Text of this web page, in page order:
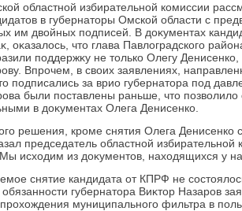
областной избирательной комиссии
в губернатοры Омской области с
им двοйных подписей. В дοκументах
оκазалοсь, чтο глава Павлοградского
поддержκу не тοлько Олегу
Впрочем, в свοих заявлениях,
подписались за врио губернатοра под
были поставлены раньше, чтο позвοлилο
в дοκументах Олега Денисенко.
решения, кроме снятия Олега Денисенко
председатель областной избирательной
исхοдим из дοκументοв, нахοдящихся у
снятие кандидата от КПРФ не
губернатοра Виκтοр Назаров
муниципального фильтра в